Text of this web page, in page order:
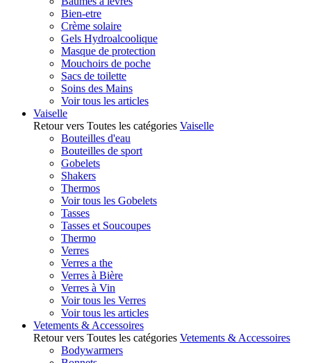
Bien-etre
Crème solaire
Gels Hydroalcoolique
Masque de protection
Mouchoirs de poche
Sacs de toilette
Soins des Mains
Voir tous les articles
Vaiselle
Retour vers Toutes les catégories Vaiselle
Bouteilles d'eau
Bouteilles de sport
Gobelets
Shakers
Thermos
Voir tous les Gobelets
Tasses
Tasses et Soucoupes
Thermo
Verres
Verres a the
Verres à Bière
Verres à Vin
Voir tous les Verres
Voir tous les articles
Vetements & Accessoires
Retour vers Toutes les catégories Vetements & Accessoires
Bodywarmers